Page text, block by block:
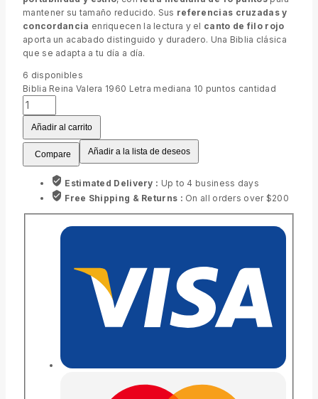
mantener su tamaño reducido. Sus referencias cruzadas y
concordancia enriquecen la lectura y el canto de filo rojo
aporta un acabado distinguido y duradero. Una Biblia clásica
que se adapta a tu día a día.
6 disponibles
Biblia Reina Valera 1960 Letra mediana 10 puntos cantidad
Añadir al carrito
Compare Añadir a la lista de deseos
Estimated Delivery : Up to 4 business days
Free Shipping & Returns : On all orders over $200